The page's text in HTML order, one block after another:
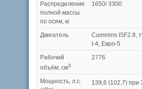
Распределение
полной массы
по осям, кг
1650/ 3300
Двигатель
Cummins ISF2.8,
I-4, Евро-5
Рабочий
объём, cм3
2776
Мощность, л.с.
139,6 (102,7) при